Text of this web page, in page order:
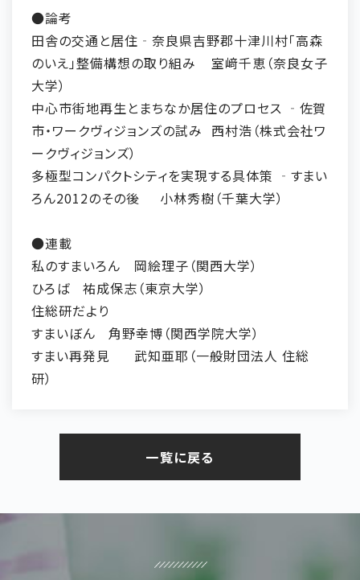
●論考
田舎の交通と居住‐奈良県吉野郡十津川村「高森
のいえ」整備構想の取り組み
室﨑千恵（奈良女子
大学）
中心市街地再生とまちなか居住のプロセス ‐佐賀
市・ワークヴィジョンズの試み 西村浩（株式会社ワ
ークヴィジョンズ）
多極型コンパクトシティを実現する具体策 ‐すまい
ろん2012のその後
小林秀樹（千葉大学）
●連載
私のすまいろん
岡絵理子（関西大学）
ひろば
祐成保志（東京大学）
住総研だより
すまいぼん
角野幸博（関西学院大学）
すまい再発見
武知亜耶（一般財団法人 住総
研）
一覧に戻る